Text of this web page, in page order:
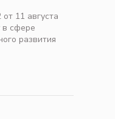
11 августа
в сфере
развития